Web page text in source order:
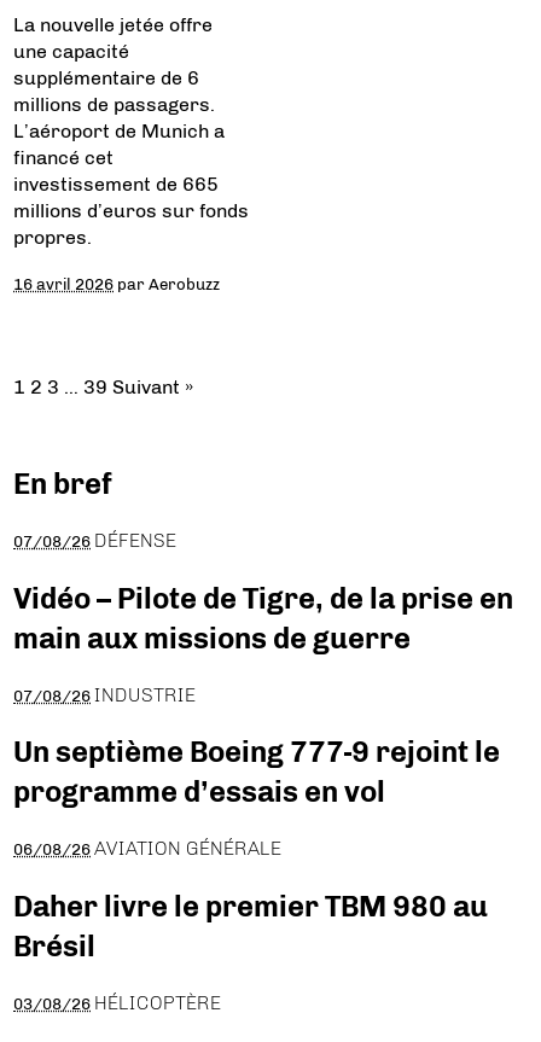
La nouvelle jetée offre
une capacité
supplémentaire de 6
millions de passagers.
L’aéroport de Munich a
financé cet
investissement de 665
millions d’euros sur fonds
propres.
16 avril 2026 parAerobuzz
1 2 3 … 39 Suivant »
En bref
07/08/26 DÉFENSE
Vidéo – Pilote de Tigre, de la prise en
main aux missions de guerre
07/08/26 INDUSTRIE
Un septième Boeing 777-9 rejoint le
programme d’essais en vol
06/08/26 AVIATION GÉNÉRALE
Daher livre le premier TBM 980 au
Brésil
03/08/26 HÉLICOPTÈRE